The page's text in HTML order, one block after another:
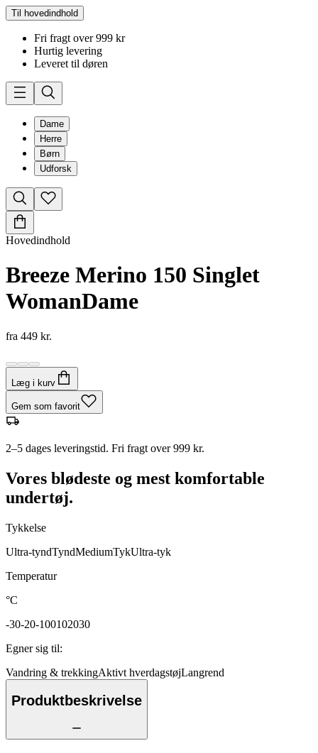
Til hovedindhold
Fri fragt over 999 kr
Hurtig levering
Leveret til døren
Dame
Herre
Børn
Udforsk
Hovedindhold
Breeze Merino 150 Singlet
WomanDame
fra 449 kr.
Læg i kurv
Gem som favorit
2–5 dages leveringstid. Fri fragt over 999 kr.
Vores blødeste og mest komfortable
undertøj.
Tykkelse
Ultra-tyndTyndMediumTykUltra-tyk
Temperatur
°C
-30-20-100102030
Egner sig til:
Vandring & trekkingAktivt hverdagstøjLangrend
Produktbeskrivelse